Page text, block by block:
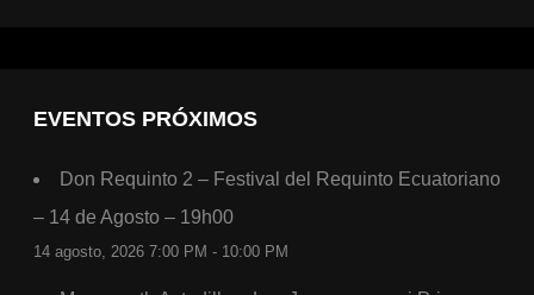
EVENTOS PRÓXIMOS
Don Requinto 2 – Festival del Requinto Ecuatoriano
– 14 de Agosto – 19h00
14 agosto, 2026 7:00 PM - 10:00 PM